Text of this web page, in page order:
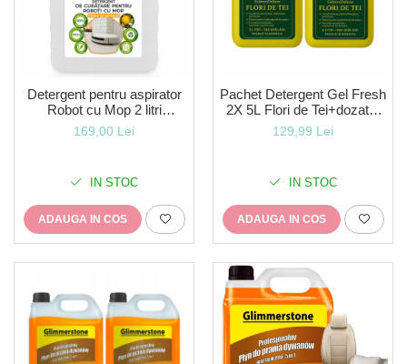
Detergent pentru aspirator
Robot cu Mop 2 litri
Universal compatibil cu
oricare Robot cu Mop-
portocale +o pipeta pt o
dozare usoara-400 spalari
169,00 Lei
IN STOC
ADAUGA IN COS
Pachet Detergent Gel Fresh
2X 5L Flori de Tei+dozator
cadou+transport gratuit! -
129,99 Lei
IN STOC
ADAUGA IN COS